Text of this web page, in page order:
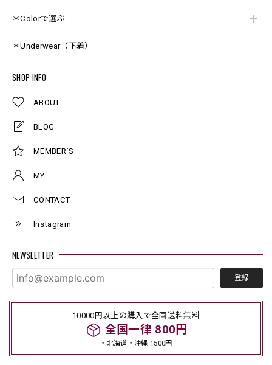
＊Colorで選ぶ
＊Underwear（下着）
SHOP INFO
ABOUT
BLOG
MEMBER`S
MY
CONTACT
Instagram
NEWSLETTER
登録
10000円以上の購入で全国送料無料
全国一律 800円
・北海道・沖縄 1500円